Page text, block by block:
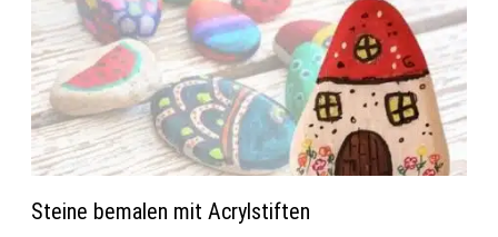
Steine bemalen mit Acrylstiften